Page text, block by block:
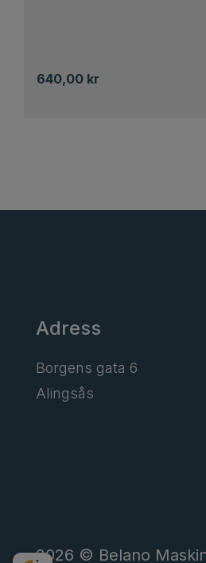
640,00 kr
Adress
Borgens gata 6
Alingsås
2026 © Belano